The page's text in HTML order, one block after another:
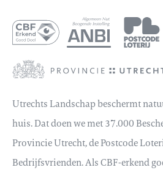
Utrechts Landschap beschermt
huis. Dat doen we met 37.000
Provincie Utrecht, de Postcode
Bedrijfsvrienden. Als CBF-erkend